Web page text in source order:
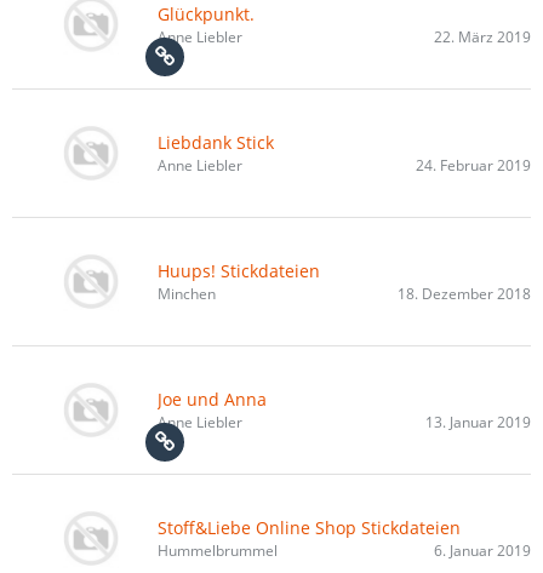
Glückpunkt.
Anne Liebler 22. März 2019
Liebdank Stick
Anne Liebler 24. Februar 2019
Huups! Stickdateien
Minchen 18. Dezember 2018
Joe und Anna
Anne Liebler 13. Januar 2019
Stoff&Liebe Online Shop Stickdateien
Hummelbrummel 6. Januar 2019